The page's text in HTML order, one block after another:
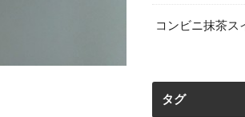
コンビニ抹茶ス
タグ